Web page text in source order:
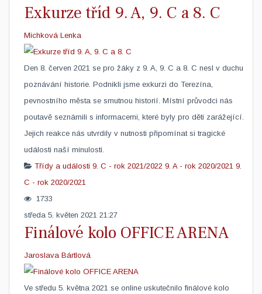
Exkurze tříd 9. A, 9. C a 8. C
Michková Lenka
​Den 8. červen 2021 se pro žáky z 9. A, 9. C a 8. C nesl v duchu
poznávání historie. Podnikli jsme exkurzi do Terezína,
pevnostního města se smutnou historií. Místní průvodci nás
poutavě seznámili s informacemi, které byly pro děti zarážející.
Jejich reakce nás utvrdily v nutnosti připomínat si tragické
události naší minulosti.
Třídy a události 9. C - rok 2021/2022 9. A - rok 2020/2021 9.
C - rok 2020/2021
1733
středa 5. květen 2021 21:27
Finálové kolo OFFICE ARENA
Jaroslava Bártlová
​Ve středu 5. května 2021 se online uskutečnilo finálové kolo